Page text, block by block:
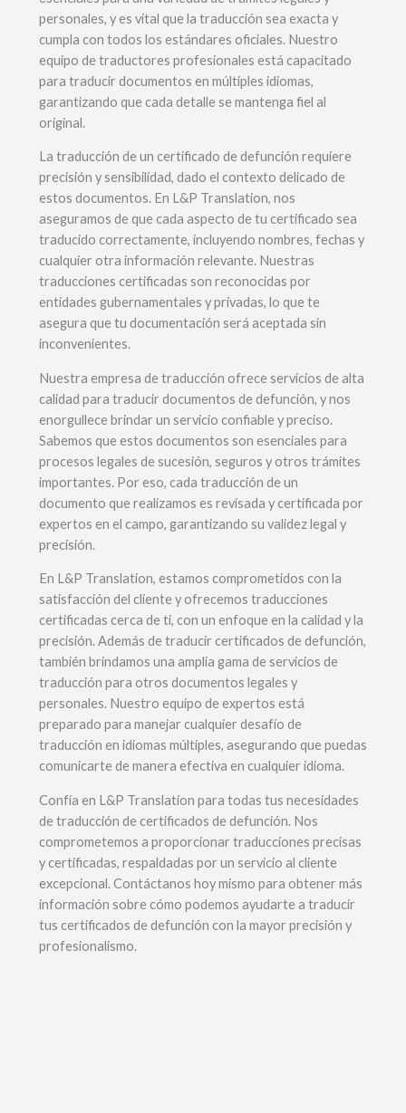
personales, y es vital que la traducción sea exacta y
cumpla con todos los estándares oficiales. Nuestro
equipo de traductores profesionales está capacitado
para traducir documentos en múltiples idiomas,
garantizando que cada detalle se mantenga fiel al
original.
La traducción de un certificado de defunción requiere
precisión y sensibilidad, dado el contexto delicado de
estos documentos. En L&P Translation, nos
aseguramos de que cada aspecto de tu certificado sea
traducido correctamente, incluyendo nombres, fechas y
cualquier otra información relevante. Nuestras
traducciones certificadas son reconocidas por
entidades gubernamentales y privadas, lo que te
asegura que tu documentación será aceptada sin
inconvenientes.
Nuestra empresa de traducción ofrece servicios de alta
calidad para traducir documentos de defunción, y nos
enorgullece brindar un servicio confiable y preciso.
Sabemos que estos documentos son esenciales para
procesos legales de sucesión, seguros y otros trámites
importantes. Por eso, cada traducción de un
documento que realizamos es revisada y certificada por
expertos en el campo, garantizando su validez legal y
precisión.
En L&P Translation, estamos comprometidos con la
satisfacción del cliente y ofrecemos traducciones
certificadas cerca de ti, con un enfoque en la calidad y la
precisión. Además de traducir certificados de defunción,
también brindamos una amplia gama de servicios de
traducción para otros documentos legales y
personales. Nuestro equipo de expertos está
preparado para manejar cualquier desafío de
traducción en idiomas múltiples, asegurando que puedas
comunicarte de manera efectiva en cualquier idioma.
Confía en L&P Translation para todas tus necesidades
de traducción de certificados de defunción. Nos
comprometemos a proporcionar traducciones precisas
y certificadas, respaldadas por un servicio al cliente
excepcional. Contáctanos hoy mismo para obtener más
información sobre cómo podemos ayudarte a traducir
tus certificados de defunción con la mayor precisión y
profesionalismo.